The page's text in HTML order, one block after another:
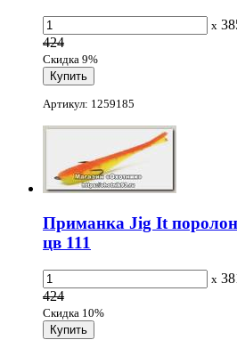
x
424
Скидка 9%
Артикул: 1259185
Приманка Jig It
цв 111
x
424
Скидка 10%